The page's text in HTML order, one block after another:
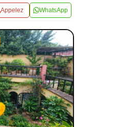
Appelez WhatsApp